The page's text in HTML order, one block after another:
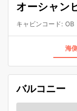
オーシャン
キャビンコード: OB
海
バルコニー